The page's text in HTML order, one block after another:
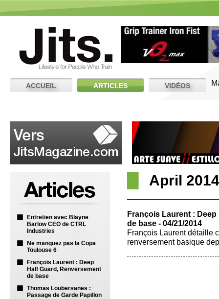
ACCUEIL ARTICLES VIDÉOS
Entretien avec Blayne
Barlow CEO de CTRL
Industries
Ne manquez pas la Copa
Toulouse 6
François Laurent : Deep
Half Guard, Renversement
de base
Thomas Loubersanes :
Passage de Garde Papillon
April 2014
François Laurent :
de base - 04/21/2014
François Laurent détaille
renversement basique